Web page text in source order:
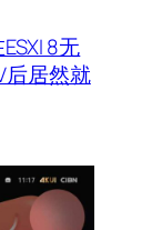
8无
后居然就